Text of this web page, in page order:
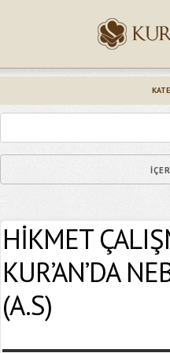
HİKMET
KUR’AN’DA
(A.S)
Epostanız (*)
Yaşadığınız Hatanın Ayrıntıları